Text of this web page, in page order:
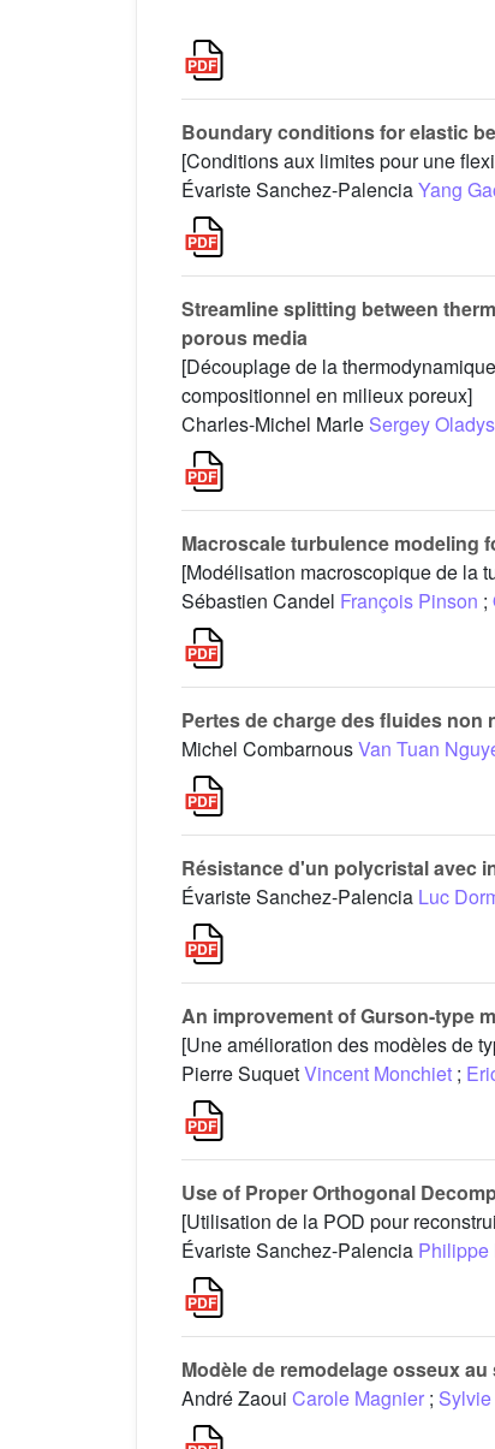
Boundary conditions for elastic
[Conditions aux limites pour une
Évariste Sanchez-PalenciaYang
Streamline splitting between
porous media
[Découplage de la
compositionnel en milieux poreux]
Charles-Michel Marle Sergey
Macroscale turbulence modeling
[Modélisation macroscopique de la
Sébastien Candel François Pinson ;
Pertes de charge des fluides non
Michel CombarnousVan Tuan
Résistance d'un polycristal avec
Évariste Sanchez-Palencia Luc
An improvement of Gurson-type
[Une amélioration des modèles de
Pierre SuquetVincent Monchiet ;
Use of Proper Orthogonal
[Utilisation de la POD pour
Évariste Sanchez-Palencia Philippe
Modèle de remodelage osseux
André Zaoui Carole Magnier ;